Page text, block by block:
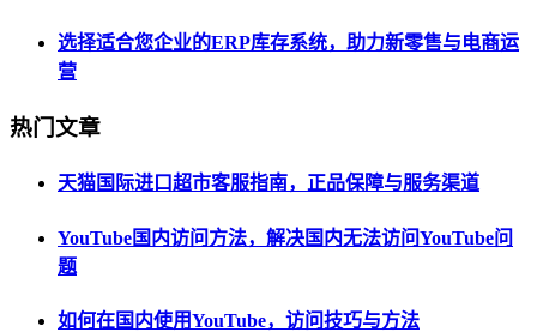
选择适合您企业的ERP库存系统，助力新零售与电商运
营
热门文章
天猫国际进口超市客服指南，正品保障与服务渠道
YouTube国内访问方法，解决国内无法访问YouTube问
题
如何在国内使用YouTube，访问技巧与方法